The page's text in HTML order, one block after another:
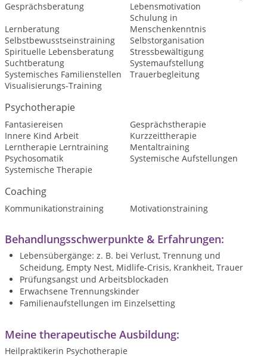
Gesprächsberatung
Lebensmotivation
Lernberatung
Schulung in
Menschenkenntnis
Selbstbewusstseinstraining
Selbstorganisation
Spirituelle Lebensberatung
Stressbewältigung
Suchtberatung
Systemaufstellung
Systemisches Familienstellen
Trauerbegleitung
Visualisierungs-Training
Psychotherapie
Fantasiereisen
Gesprächstherapie
Innere Kind Arbeit
Kurzzeittherapie
Lerntherapie Lerntraining
Mentaltraining
Psychosomatik
Systemische Aufstellungen
Systemische Therapie
Coaching
Kommunikationstraining Motivationstraining
Behandlungsschwerpunkte & Erfahrungen:
Lebensübergänge: z. B. bei Verlust, Trennung und
Scheidung, Empty Nest, Midlife-Crisis, Krankheit, Trauer
Prüfungsangst und Arbeitsblockaden
Erwachsene Trennungskinder
Familienaufstellungen im Einzelsetting
Meine therapeutische Ausbildung:
Heilpraktikerin Psychotherapie